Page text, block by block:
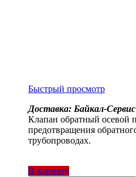
Быстрый просмотр
Доставка: Байкал-
Клапан обратный осевой
предотвращения
трубопроводах.
В корзину